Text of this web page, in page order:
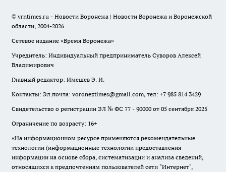
© vrntimes.ru - Новости Воронежа | Новости Воронежа и Воронежской
области, 2004-2026
Сетевое издание «Время Воронежа»
Учредитель: Индивидуальный предприниматель Суворов Алексей
Владимирович
Главный редактор: Имешев Э. И.
Контакты: Эл.почта: voroneztimes@gmail.com, тел: +7 985 814 3429
Свидетельство о регистрации ЭЛ № ФС 77 - 90000 от 05 сентября 2025
Ограничение по возрасту: 16+
«На информационном ресурсе применяются рекомендательные
технологии (информационные технологии предоставления
информации на основе сбора, систематизации и анализа сведений,
относящихся к предпочтениям пользователей сети "Интернет",